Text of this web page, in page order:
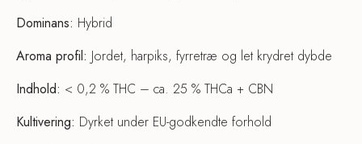
Dominans: Hybrid
Aroma profil: Jordet, harpiks, fyrretræ og let krydret dybde
Indhold: < 0,2 % THC – ca. 25 % THCa + CBN
Kultivering: Dyrket under EU-godkendte forhold